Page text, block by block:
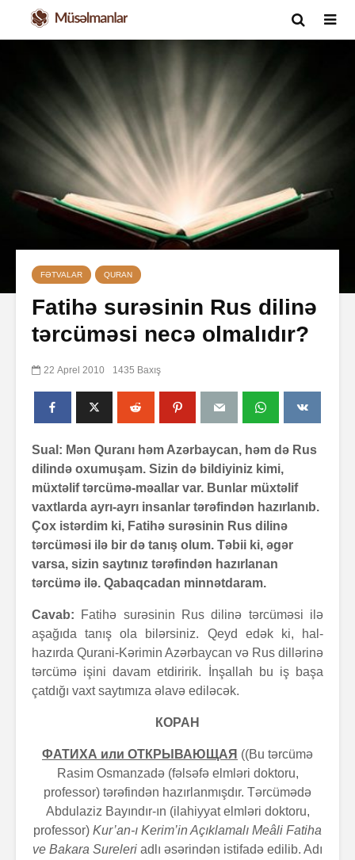
FƏTVALAR QURAN
Fatihə surəsinin Rus dilinə
tərcüməsi necə olmalıdır?
22 Aprel 2010 1435 Baxış
Sual: Mən Quranı həm Azərbaycan, həm də Rus
dilində oxumuşam. Sizin də bildiyiniz kimi,
müxtəlif tərcümə-məallar var. Bunlar müxtəlif
vaxtlarda ayrı-ayrı insanlar tərəfindən hazırlanıb.
Çox istərdim ki, Fatihə surəsinin Rus dilinə
tərcüməsi ilə bir də tanış olum. Təbii ki, əgər
varsa, sizin saytınız tərəfindən hazırlanan
tərcümə ilə. Qabaqcadan minnətdaram.
Cavab: Fatihə surəsinin Rus dilinə tərcüməsi ilə
aşağıda tanış ola bilərsiniz. Qeyd edək ki, hal-
hazırda Qurani-Kərimin Azərbaycan və Rus dillərinə
tərcümə işini davam etdiririk. İnşallah bu iş başa
çatdığı vaxt saytımıza əlavə ediləcək.
КОРАН
ФАТИХА или ОТКРЫВАЮЩАЯ ((Bu tərcümə
Rasim Osmanzadə (fəlsəfə elmləri doktoru,
professor) tərəfindən hazırlanmışdır. Tərcümədə
Abdulaziz Bayındır-ın (ilahiyyat elmləri doktoru,
professor) Kur’an-ı Kerim’in Açıklamalı Meâli Fatiha
ve Bakara Sureleri adlı əsərindən istifadə edilib. Adı